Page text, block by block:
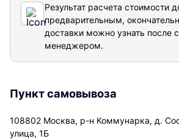
Результат расчета стоимости
предварительным,
доставки можно узнать после
менеджером.
Пункт самовывоза
108802 Москва, р-н Коммунарка, д.
улица, 1Б